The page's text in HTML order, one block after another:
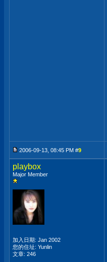
2006-09-13, 08:45 PM #9
playbox
Major Member
加入日期: Jan 2002
您的住址: Yunlin
文章: 246